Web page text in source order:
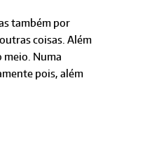
também por
coisas. Além
meio. Numa
pois, além